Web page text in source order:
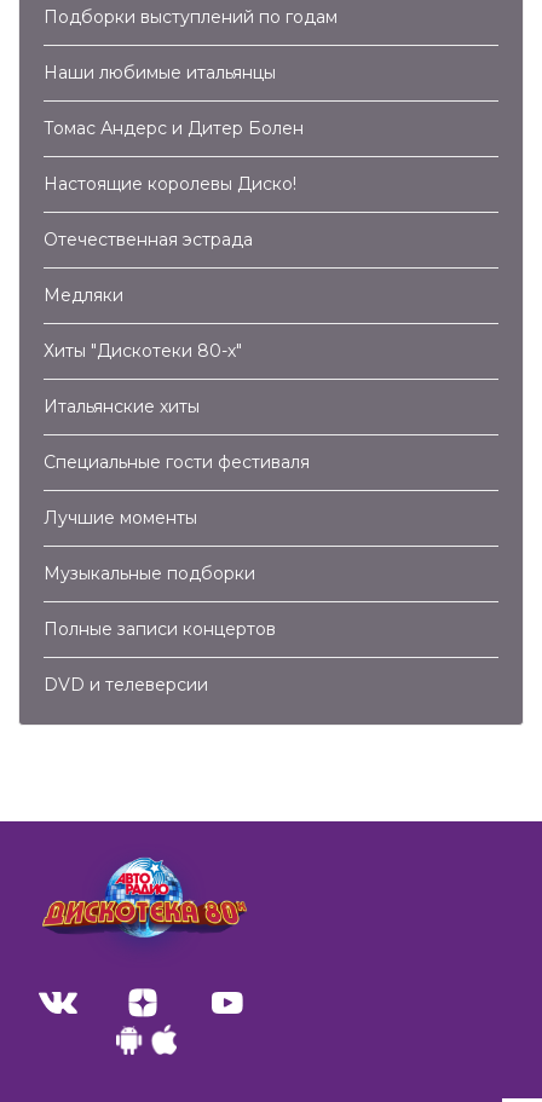
Подборки выступлений по годам
Наши любимые итальянцы
Томас Андерс и Дитер Болен
Настоящие королевы Диско!
Отечественная эстрада
Медляки
Хиты "Дискотеки 80-х"
Итальянские хиты
Специальные гости фестиваля
Лучшие моменты
Музыкальные подборки
Полные записи концертов
DVD и телеверсии